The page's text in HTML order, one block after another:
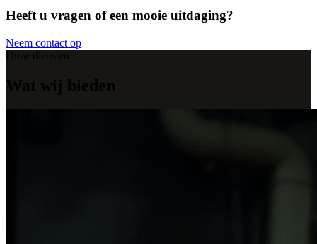
Heeft u vragen of een mooie uitdaging?
Neem contact op